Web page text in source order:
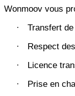
Wonmoov vous
· Transfert
· Respect
· Licence
·
Prise en